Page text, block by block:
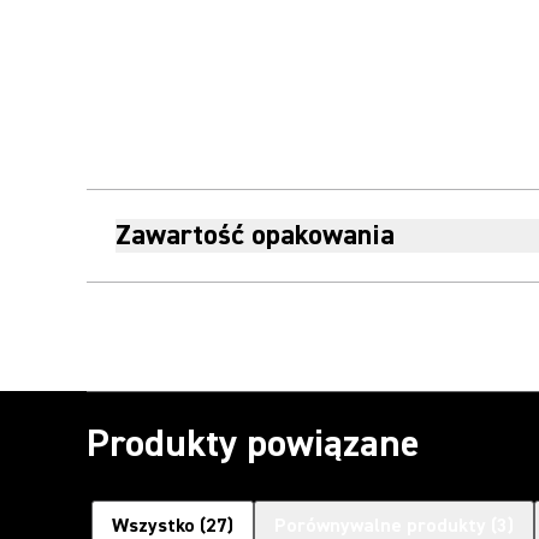
Zawartość opakowania
Produkty powiązane
Wszystko (27)